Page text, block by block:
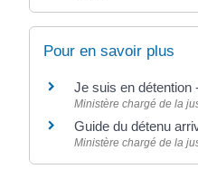
Pour en savoir plus
Je suis en détention
Ministère chargé de la
Guide du détenu
Ministère chargé de la